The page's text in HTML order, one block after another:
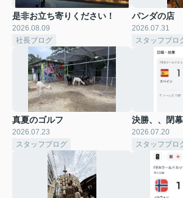
是非お立ち寄りください！
2026.08.09
社長ブログ
パンダの店
2026.07.31
スタッフブロ
真夏のゴルフ
2026.07.23
スタッフブログ
決勝、、閉幕
2026.07.20
スタッフブロ